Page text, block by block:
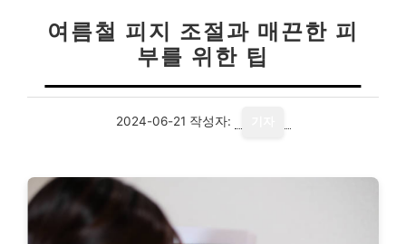
여름철 피지 조절과 매끈한 피
부를 위한 팁
2024-06-21 작성자: